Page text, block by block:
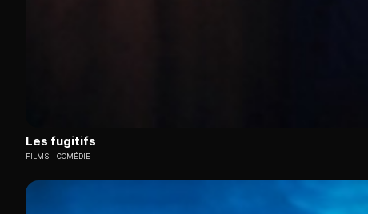
Les fugitifs
FILMS COMÉDIE